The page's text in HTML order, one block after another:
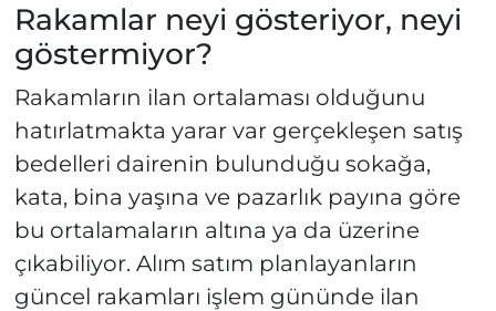
Rakamlar neyi gösteriyor, neyi
göstermiyor?
Rakamların ilan ortalaması olduğunu
hatırlatmakta yarar var gerçekleşen satış
bedelleri dairenin bulunduğu sokağa,
kata, bina yaşına ve pazarlık payına göre
bu ortalamaların altına ya da üzerine
çıkabiliyor. Alım satım planlayanların
güncel rakamları işlem gününde ilan